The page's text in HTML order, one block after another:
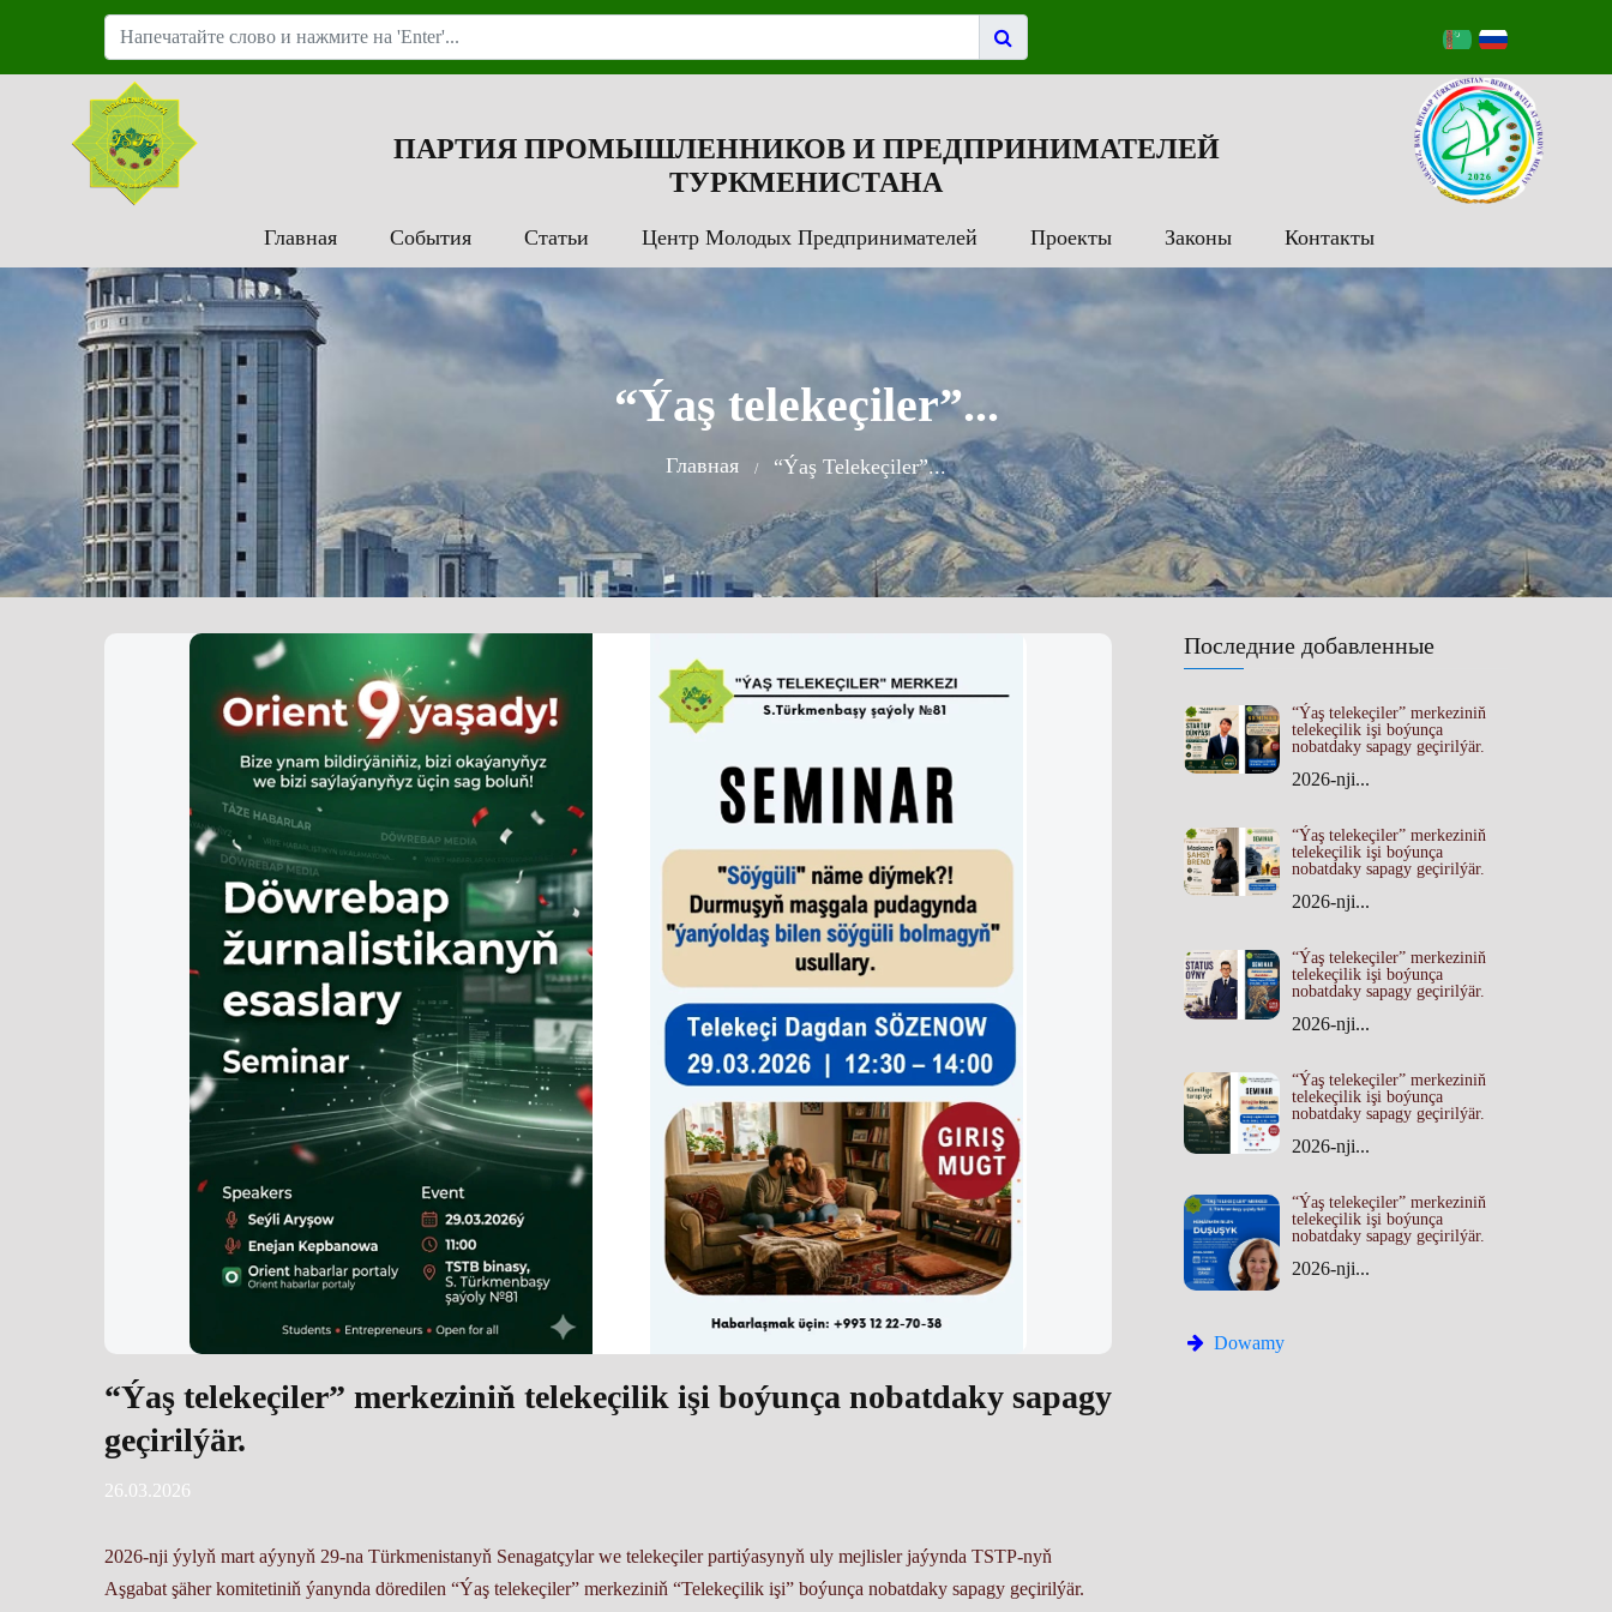
ПАРТИЯ ПРОМЫШЛЕННИКОВ И ПРЕДПРИНИМАТЕЛЕЙ
ТУРКМЕНИСТАНА
Главная События Статьи Центр Молодых Предпринимателей Проекты Законы Контакты
“Ýaş telekeçiler”...
Главная “Ýaş Telekeçiler”...
Последние добавленные
“Ýaş telekeçiler” merkeziniň
telekeçilik işi boýunça
nobatdaky sapagy geçirilýär.
2026-nji...
“Ýaş telekeçiler” merkeziniň
telekeçilik işi boýunça
nobatdaky sapagy geçirilýär.
2026-nji...
“Ýaş telekeçiler” merkeziniň
telekeçilik işi boýunça
nobatdaky sapagy geçirilýär.
2026-nji...
“Ýaş telekeçiler” merkeziniň
telekeçilik işi boýunça
nobatdaky sapagy geçirilýär.
2026-nji...
“Ýaş telekeçiler” merkeziniň
telekeçilik işi boýunça
nobatdaky sapagy geçirilýär.
2026-nji...
Dowamy
“Ýaş telekeçiler” merkeziniň telekeçilik işi boýunça nobatdaky sapagy
geçirilýär.
26.03.2026
2026-nji ýylyň mart aýynyň 29-na Türkmenistanyň Senagatçylar we telekeçiler partiýasynyň uly mejlisler jaýynda TSTP-nyň
Aşgabat şäher komitetiniň ýanynda döredilen “Ýaş telekeçiler” merkeziniň “Telekeçilik işi” boýunça nobatdaky sapagy geçirilýär.